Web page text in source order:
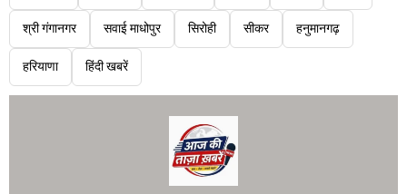
श्री गंगानगर सवाई माधोपुर सिरोही सीकर हनुमानगढ़
हरियाणा हिंदी खबरें